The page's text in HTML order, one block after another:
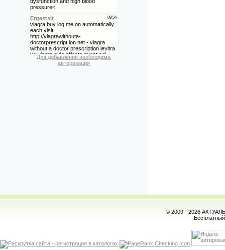
Для добавления необходима
авторизация
© 2009 - 2026